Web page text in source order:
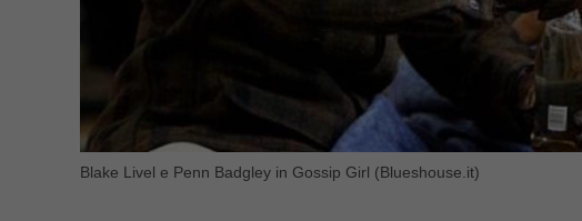
Blake Livel e Penn Badgley in Gossip Girl (Blueshouse.it)